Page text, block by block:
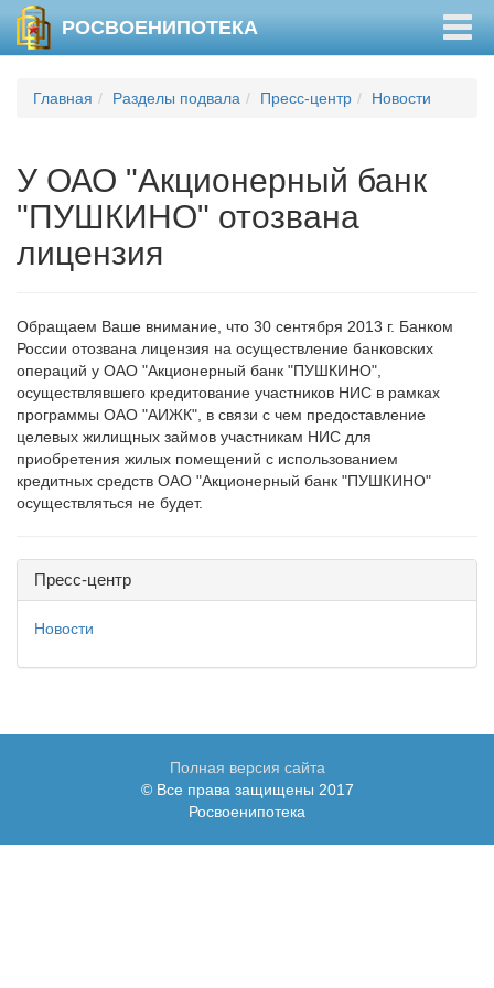
РОСВОЕНИПОТЕКА
Главная Разделы подвала Пресс-центр Новости
У ОАО "Акционерный банк
"ПУШКИНО" отозвана
лицензия
Обращаем Ваше внимание, что 30 сентября 2013 г. Банком
России отозвана лицензия на осуществление банковских
операций у ОАО "Акционерный банк "ПУШКИНО",
осуществлявшего кредитование участников НИС в рамках
программы ОАО "АИЖК", в связи с чем предоставление
целевых жилищных займов участникам НИС для
приобретения жилых помещений с использованием
кредитных средств ОАО "Акционерный банк "ПУШКИНО"
осуществляться не будет.
Пресс-центр
Новости
Полная версия сайта
© Все права защищены 2017
Росвоенипотека